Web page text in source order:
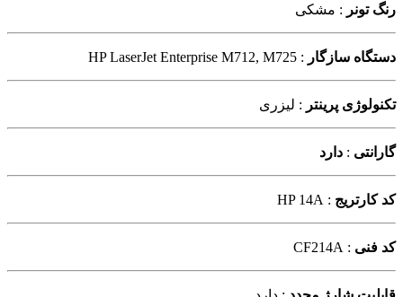
رنگ تونر : مشکی
دستگاه سازگار : HP LaserJet Enterprise M712, M725
تکنولوژی پرینتر : لیزری
گارانتی : دارد
کد کارتریج : HP 14A
کد فنی : CF214A